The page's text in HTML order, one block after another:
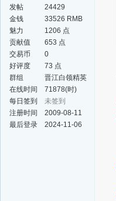
发帖
24429
金钱
33526 RMB
魅力
1206 点
贡献值
653 点
交易币
0
好评度
73 点
群组
晋江白领精英
群
在线时间
71878(时)
每日签到
未签到
注册时间
2009-08-11
最后登录
2024-11-06